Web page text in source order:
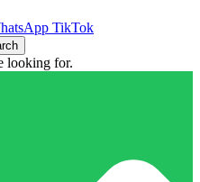
TikTok
looking for.